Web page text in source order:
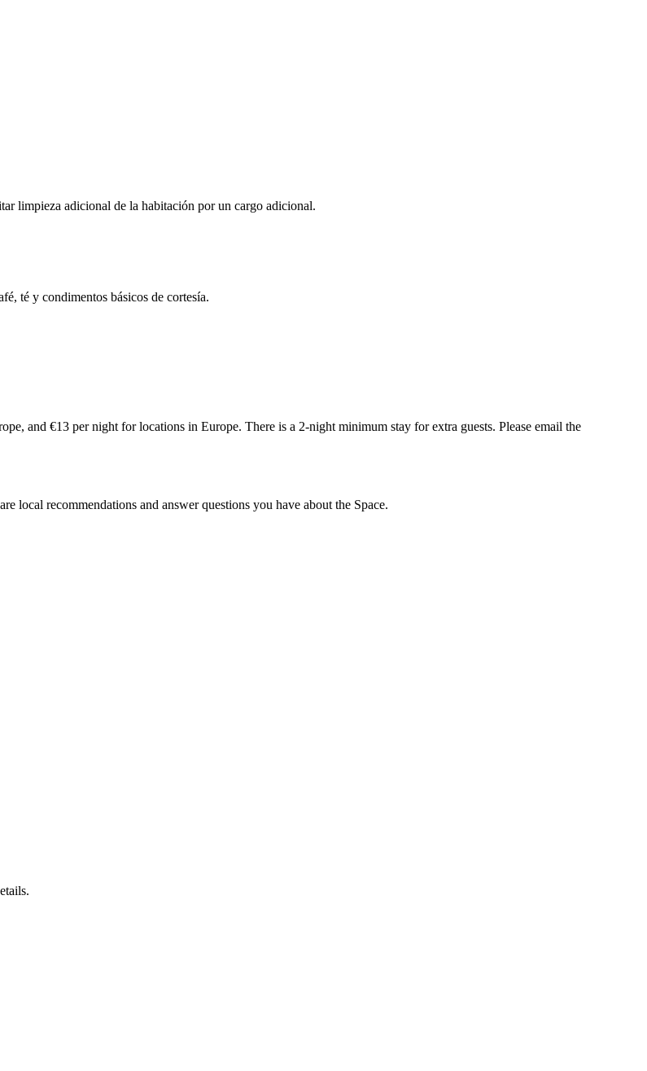
limpieza adicional de la habitación por un cargo adicional.
té y condimentos básicos de cortesía.
and €13 per night for locations in Europe. There is a 2-night minimum stay for extra guests. Please email the
local recommendations and answer questions you have about the Space.